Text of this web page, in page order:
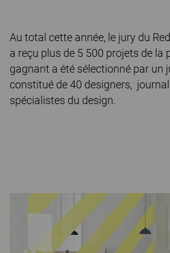
Au total cette année, le jury du
a reçu plus de 5 500 projets de la
gagnant a été sélectionné par un
constitué de 40 designers,
spécialistes du design.